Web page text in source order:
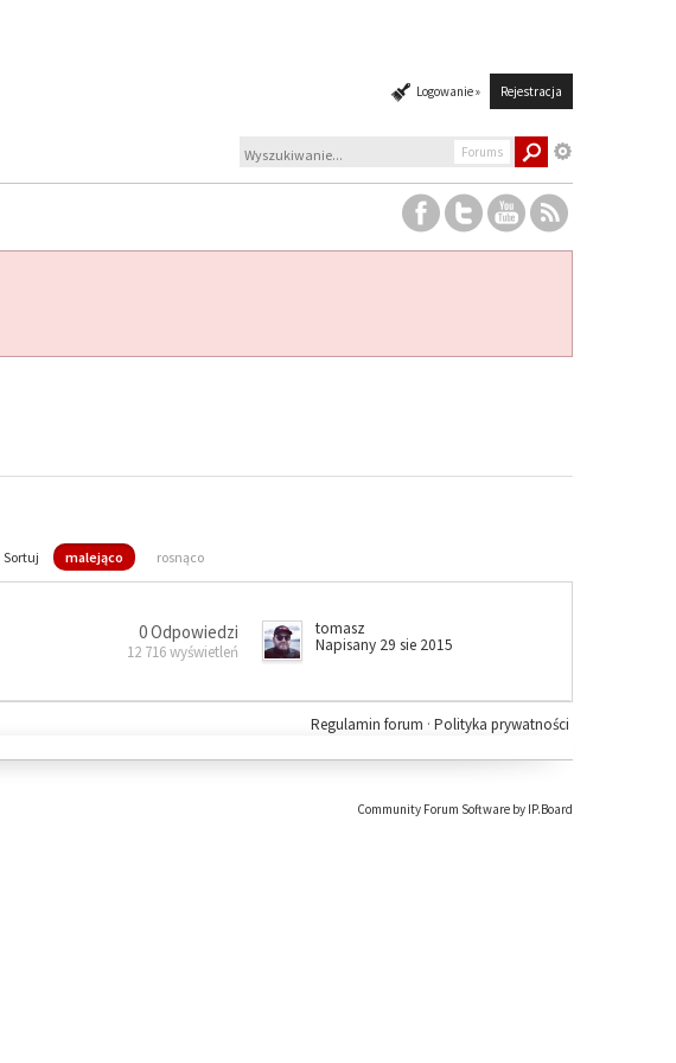
Logowanie » Rejestracja
Forums
Sortuj malejąco rosnąco
0 Odpowiedzi
12 716 wyświetleń
tomasz
Napisany 29 sie 2015
Polityka prywatności
Regulamin forum ·
Community Forum Software by IP.Board